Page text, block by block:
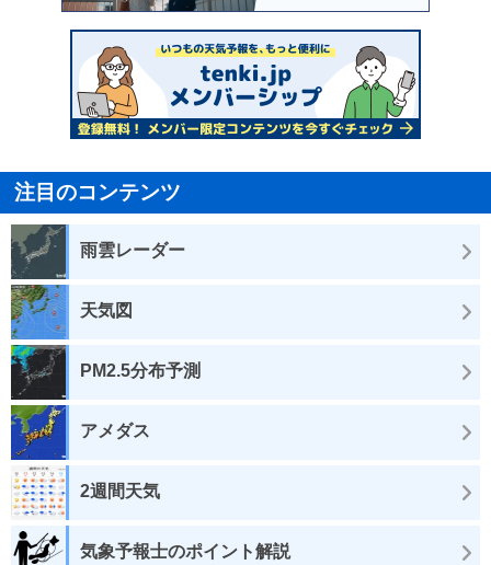
注目のコンテンツ
雨雲レーダー
天気図
PM2.5分布予測
アメダス
2週間天気
気象予報士のポイント解説